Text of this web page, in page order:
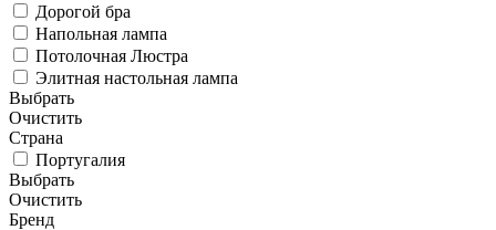
Дорогой бра
Напольная лампа
Потолочная Люстра
Элитная настольная лампа
Выбрать
Очистить
Страна
Португалия
Выбрать
Очистить
Бренд